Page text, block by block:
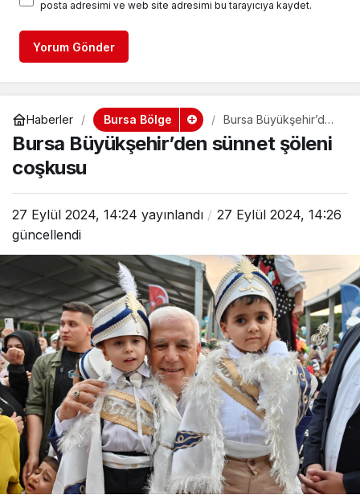
posta adresimi ve web site adresimi bu tarayıcıya kaydet.
Yorum Gönder
Haberler Bursa Bölge
Bursa Büyükşehir’den
sünnet şöleni
coşkusu
Bursa Büyükşehir’den sünnet şöleni
coşkusu
27 Eylül 2024, 14:24 yayınlandı
27 Eylül 2024, 14:26
güncellendi